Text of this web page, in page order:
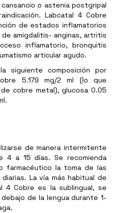
o astenia postgripal
Labcatal 4 Cobre
de estados inflamatorios
amigdalitis- anginas, artritis
inflamatorio, bronquitis
articular agudo.
siguiente composición por
5.179 mg/2 ml (lo que
cobre metal), glucosa 0.05
de manera intermitente
4 a 15 días. Se recomienda
farmacéutico la toma de las
La vía más habitual de
4 Cobre es la sublingual, se
de la lengua durante 1-